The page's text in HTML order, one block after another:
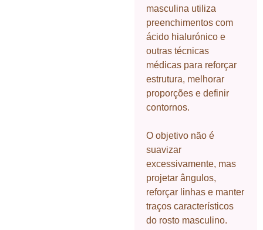
masculina utiliza
preenchimentos com
ácido hialurónico e
outras técnicas
médicas para reforçar
estrutura, melhorar
proporções e definir
contornos.
O objetivo não é
suavizar
excessivamente, mas
projetar ângulos,
reforçar linhas e manter
traços característicos
do rosto masculino.